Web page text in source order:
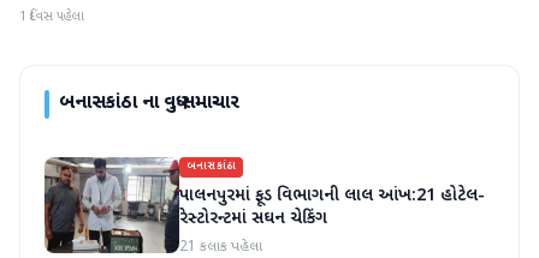
1 દિવસ પહેલા
બનાસકાંઠાના વધુ સમાચાર
બનાસકાંઠા
પાલનપુરમાં ફૂડ વિભાગની લાલ આંખ:21 હોટેલ-
રેસ્ટોરન્ટમાં સઘન ચેકિંગ
21 કલાક પહેલા